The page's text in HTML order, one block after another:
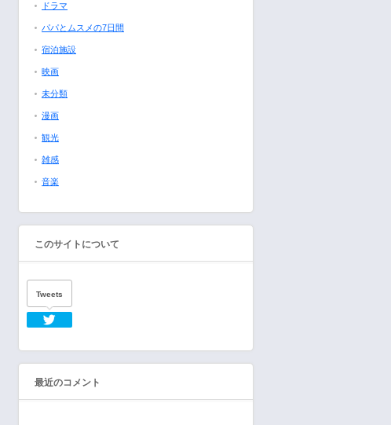
ドラマ
パパとムスメの7日間
宿泊施設
映画
未分類
漫画
観光
雑感
音楽
このサイトについて
Tweets
最近のコメント